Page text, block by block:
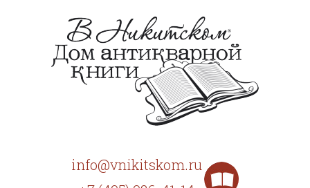
info@vnikitskom.ru